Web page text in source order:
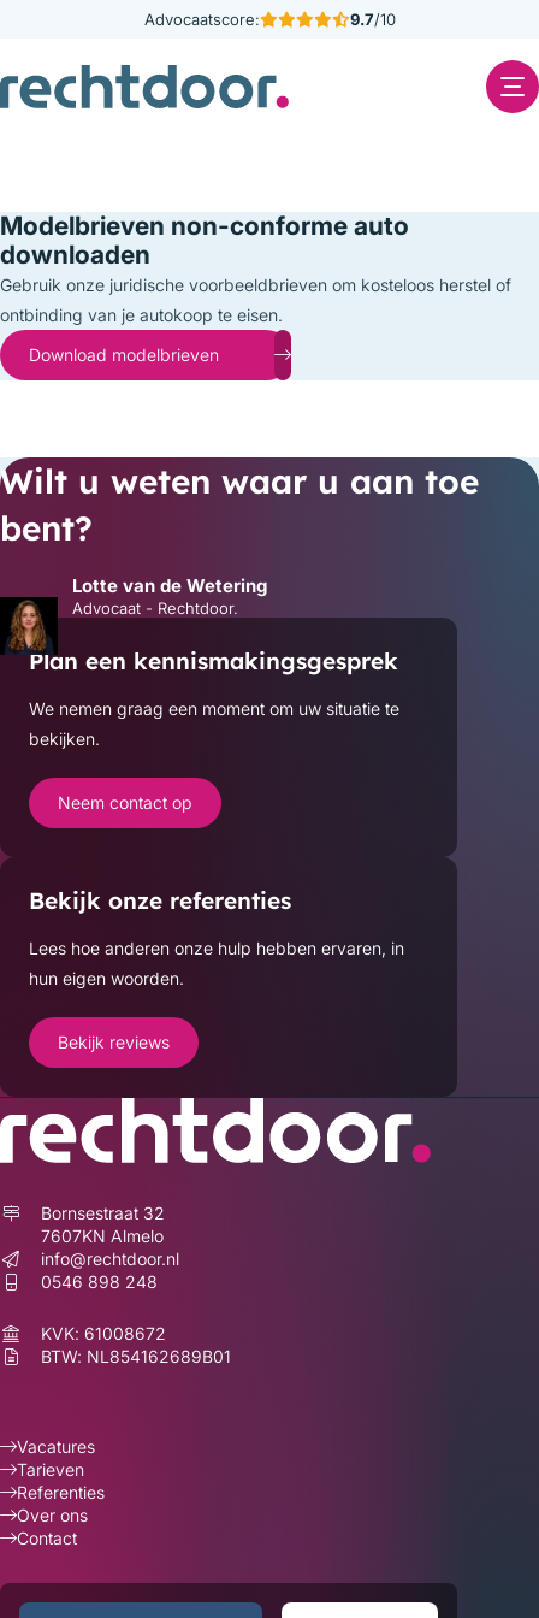
Advocaatscore: 9.7/10
Home
Rechtdoor.
Diensten
Tarieven
Kennisbank
Contact
Modelbrieven non-conforme auto
downloaden
Gebruik onze juridische voorbeeldbrieven om kosteloos herstel of
ontbinding van je autokoop te eisen.
Download modelbrieven
Wilt u weten waar u aan toe
bent?
Lotte van de Wetering
Advocaat - Rechtdoor.
Plan een kennismakingsgesprek
We nemen graag een moment om uw situatie te
bekijken.
Neem contact op
Bekijk onze referenties
Lees hoe anderen onze hulp hebben ervaren, in
hun eigen woorden.
Bekijk reviews
Bornsestraat 32
7607KN Almelo
info@rechtdoor.nl
0546 898 248
KVK: 61008672
BTW: NL854162689B01
Vacatures
Tarieven
Referenties
Over ons
Contact